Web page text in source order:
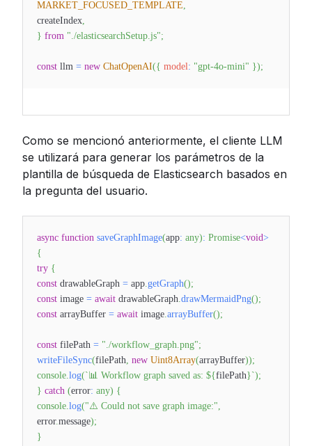
MARKET_FOCUSED_TEMPLATE,
createIndex,
} from "./elasticsearchSetup.js";
const llm = new ChatOpenAI({ model: "gpt-4o-mini" });
Como se mencionó anteriormente, el cliente LLM
se utilizará para generar los parámetros de la
plantilla de búsqueda de Elasticsearch basados en
la pregunta del usuario.
async function saveGraphImage(app: any): Promise<void>
{
try {
const drawableGraph = app.getGraph();
const image = await drawableGraph.drawMermaidPng();
const arrayBuffer = await image.arrayBuffer();
const filePath = "./workflow_graph.png";
writeFileSync(filePath, new Uint8Array(arrayBuffer));
console.log(` 📊 Workflow graph saved as: ${filePath}`);
} catch (error: any) {
console.log("⚠️ Could not save graph image:",
error.message);
}